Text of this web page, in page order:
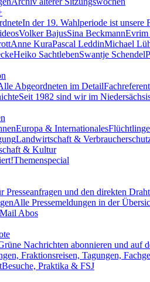
In der 19. Wahlperiode ist
Volker BajusSina BeckmannEvrim
Anne KuraPascal LeddinMichael
Heiko SachtlebenSwantje Schendel
Abgeordneten im Detail
Seit 1982 sind wir im
Europa & Internationales
Landwirtschaft &
& Kultur
Themenspecial
Presseanfragen und den direkten
Alle Pressemeldungen in der
Abos
Nachrichten abonnieren und auf
Fraktionsreisen, Tagungen,
Besuche, Praktika & FSJ